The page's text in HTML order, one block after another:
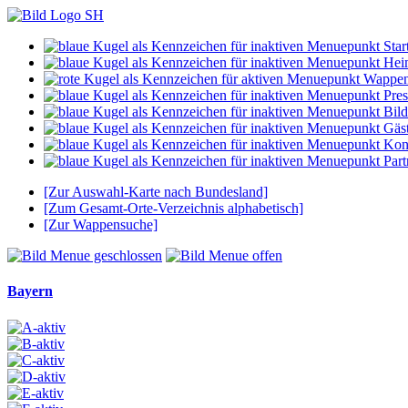
[Zur Auswahl-Karte nach Bundesland]
[Zum Gesamt-Orte-Verzeichnis alphabetisch]
[Zur Wappensuche]
Bayern